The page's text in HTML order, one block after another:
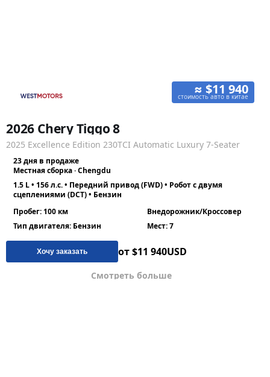
≈ $11 940
стоимость авто в китае
2026 Chery Tiggo 8
2025 Excellence Edition 230TCI Automatic Luxury 7-Seater
23 дня в продаже
Местная сборка · Chengdu
1.5 L • 156 л.с. • Передний привод (FWD) • Робот с двумя
сцеплениями (DCT) • Бензин
Пробег: 100 км
Внедорожник/Кроссовер
Тип двигателя: Бензин
Мест: 7
Хочу заказать от $11 940USD
Смотреть больше